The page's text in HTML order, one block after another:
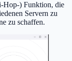
Hop-) Funktion, die
Servern zu
zu schaffen.